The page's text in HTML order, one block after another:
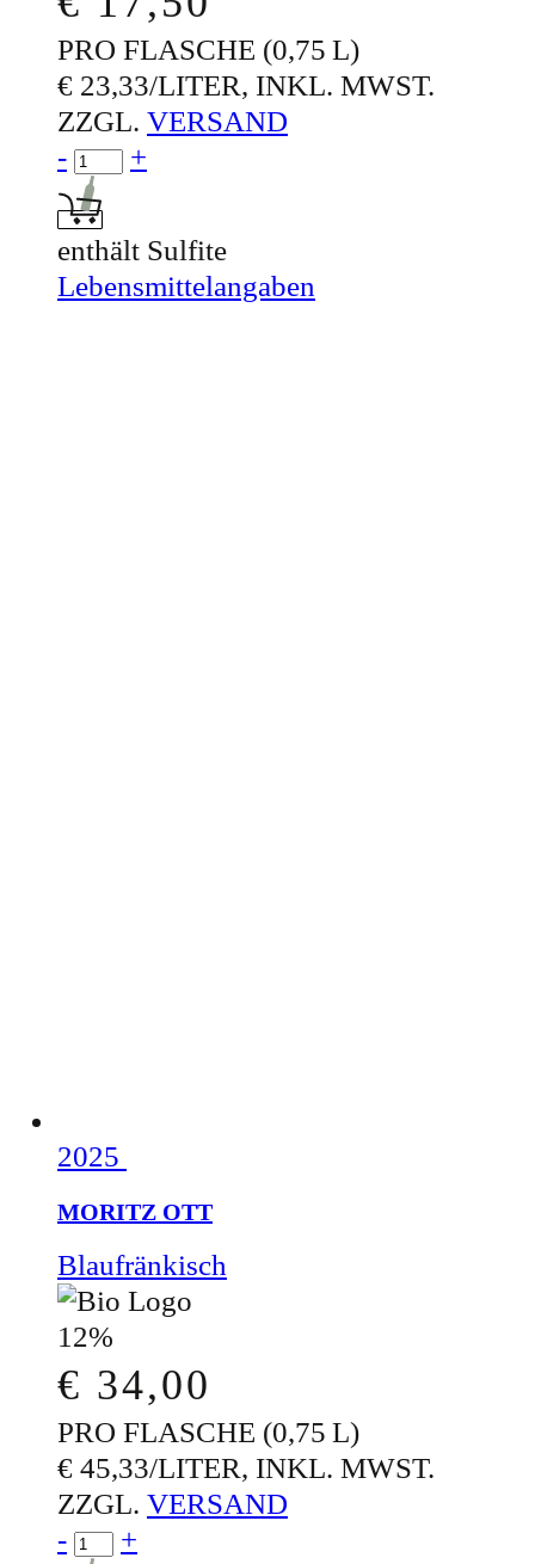
PRO FLASCHE (0,75 L)
€ 23,33/LITER, INKL. MWST.
ZZGL. VERSAND
Menge für SPECTRUM®
- +
enthält Sulfite
Lebensmittelangaben
2025
MORITZ OTT
Blaufränkisch
12%
€ 34,00
PRO FLASCHE (0,75 L)
€ 45,33/LITER, INKL. MWST.
ZZGL. VERSAND
Menge für MORITZ OTT
- +